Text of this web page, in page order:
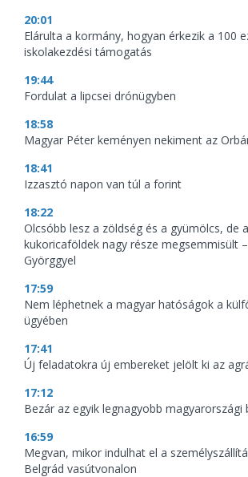
20:01
Elárulta a kormány, hogyan érkezik a 100
iskolakezdési támogatás
19:44
Fordulat a lipcsei drónügyben
18:58
Magyar Péter keményen nekiment az
18:41
Izzasztó napon van túl a forint
18:22
Olcsóbb lesz a zöldség és a gyümölcs, de
kukoricaföldek nagy része megsemmisült
Györggyel
17:59
Nem léphetnek a magyar hatóságok a
ügyében
17:41
Új feladatokra új embereket jelölt ki az
17:12
Bezár az egyik legnagyobb magyarországi
16:59
Megvan, mikor indulhat el a
Belgrád vasútvonalon